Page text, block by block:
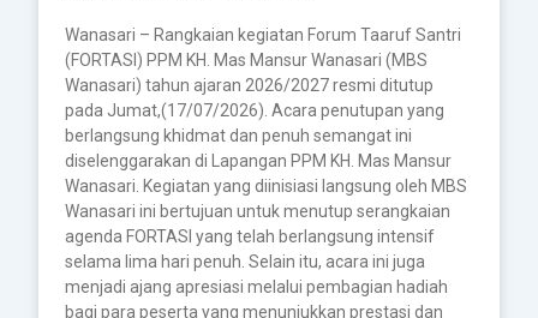
Wanasari – Rangkaian kegiatan Forum Taaruf Santri
(FORTASI) PPM KH. Mas Mansur Wanasari (MBS
Wanasari) tahun ajaran 2026/2027 resmi ditutup
pada Jumat,(17/07/2026). Acara penutupan yang
berlangsung khidmat dan penuh semangat ini
diselenggarakan di Lapangan PPM KH. Mas Mansur
Wanasari. Kegiatan yang diinisiasi langsung oleh MBS
Wanasari ini bertujuan untuk menutup serangkaian
agenda FORTASI yang telah berlangsung intensif
selama lima hari penuh. Selain itu, acara ini juga
menjadi ajang apresiasi melalui pembagian hadiah
bagi para peserta yang menunjukkan prestasi dan